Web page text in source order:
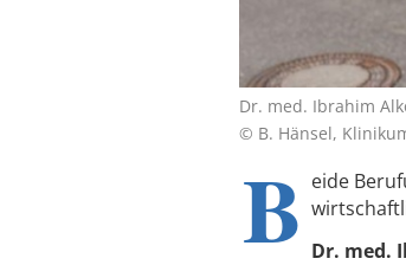
Dr. med. Ibrahim
© B. Hänsel,
B eide
Dr. med.